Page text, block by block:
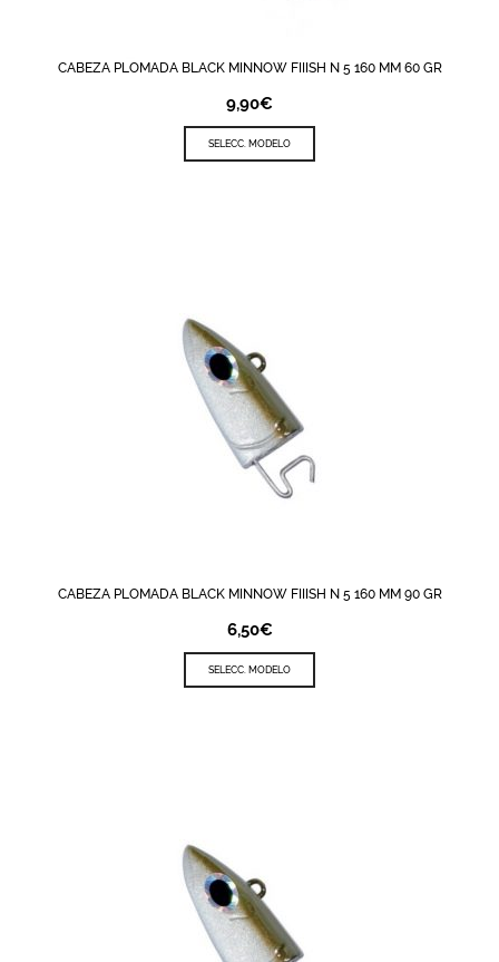
CABEZA PLOMADA BLACK MINNOW FIIISH N 5 160 MM 60 GR
9,90€
SELECC. MODELO
CABEZA PLOMADA BLACK MINNOW FIIISH N 5 160 MM 90 GR
6,50€
SELECC. MODELO